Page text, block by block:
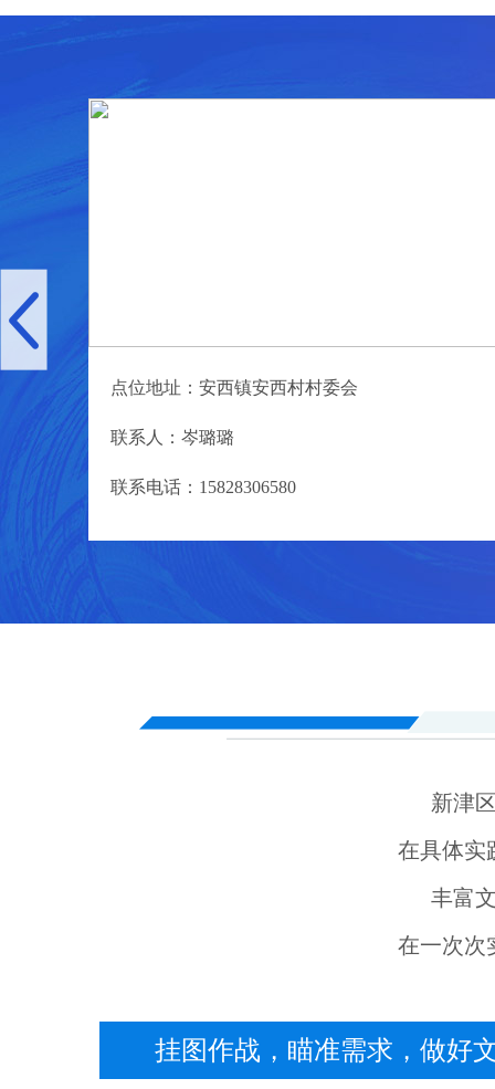
点位地址： 新津县太康东路抚江社区
联系人：张歆
联系电话：18180220652
新津
在具体实
丰富
在一次次
挂图作战，瞄准需求，做好